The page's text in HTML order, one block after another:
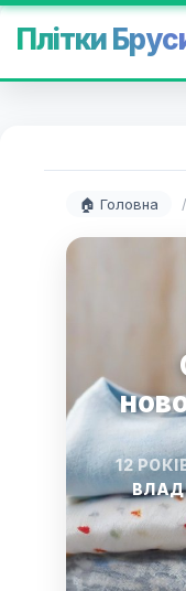
Плітки
🏠 Головна /
12